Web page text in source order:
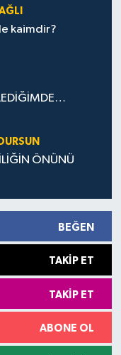
kaimdir?
ÖNÜNÜ
BEĞEN
TAKIP ET
TAKIP ET
ABONE OL